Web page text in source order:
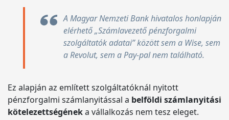
A Magyar Nemzeti Bank hivatalos honlapján
elérhető „Számlavezető pénzforgalmi
szolgáltatók adatai” között sem a Wise, sem
a Revolut, sem a Pay-pal nem található.
Ez alapján az említett szolgáltatóknál nyitott
pénzforgalmi számlanyitással a belföldi számlanyitási
kötelezettségéneka vállalkozás nem tesz eleget.